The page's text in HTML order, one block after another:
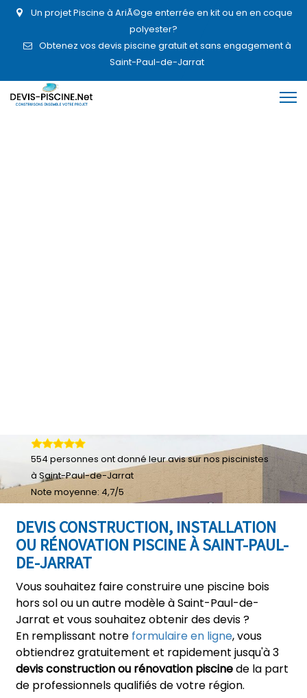
Un projet Piscine à AriÃ©ge enterrée en kit ou en en coque
polyester?
Obtenez vos devis piscine gratuit et sans engagement à
Saint-Paul-de-Jarrat
DEVIS CONSTRUCTION, INSTALLATION
OU RÉNOVATION PISCINE À SAINT-PAUL-
DE-JARRAT
Vous souhaitez faire construire une piscine bois
hors sol ou un autre modèle à Saint-Paul-de-
Jarrat et vous souhaitez obtenir des devis ?
En remplissant notre formulaire en ligne, vous
obtiendrez gratuitement et rapidement jusqu'à 3
devis construction ou rénovation piscinede la part
de professionnels qualifiés de votre région.
554 personnes ont donné leuravis sur nos piscinistes
à Saint-Paul-de-Jarrat
Note moyenne: 4,7/5